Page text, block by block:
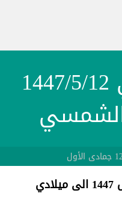
التاريخ الهجري 1447/5/12
الأول